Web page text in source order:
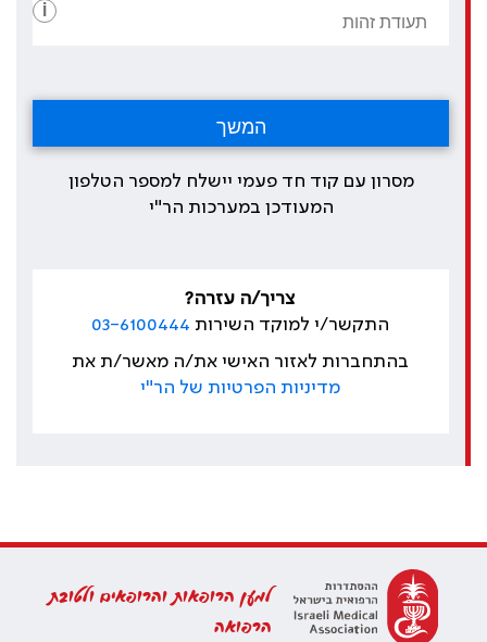
i
מסרון עם קוד חד פעמי יישלח למספר הטלפון
המעודכן במערכות הר"י
צריך/ה עזרה?
התקשר/י למוקד השירות 03-6100444
בהתחברות לאזור האישי את/ה מאשר/ת את
מדיניות הפרטיות של הר"י
למען הרופאות והרופאים ולטובת
הרפואה